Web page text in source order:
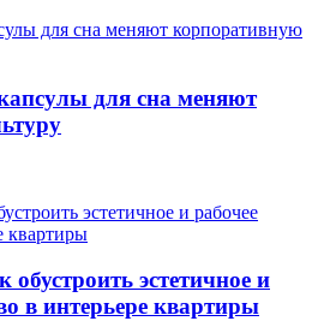
для сна меняют
эстетичное и
в интерьере квартиры